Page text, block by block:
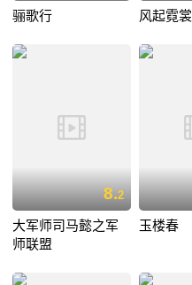
骊歌行 风起霓裳
8.2
大军师司马懿之军
师联盟
玉楼春